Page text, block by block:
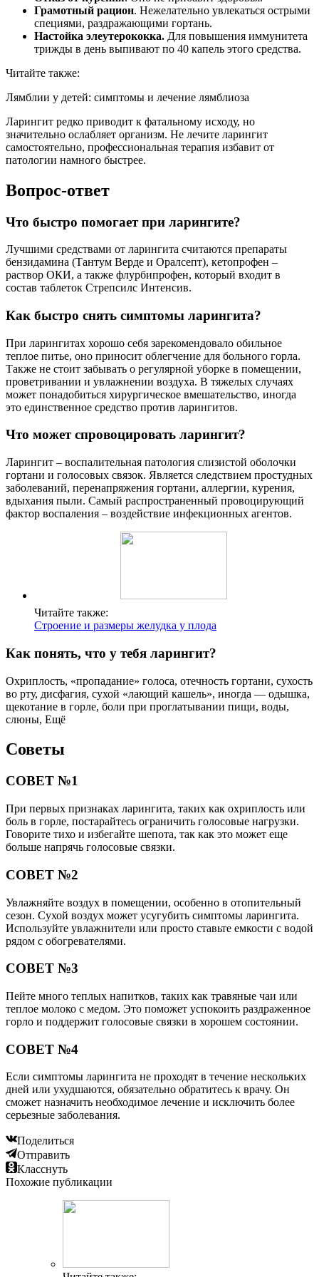
Грамотный рацион. Нежелательно увлекаться острыми
специями, раздражающими гортань.
Настойка элеутерококка. Для повышения иммунитета
трижды в день выпивают по 40 капель этого средства.
Читайте также:
Лямблии у детей: симптомы и лечение лямблиоза
Ларингит редко приводит к фатальному исходу, но
значительно ослабляет организм. Не лечите ларингит
самостоятельно, профессиональная терапия избавит от
патологии намного быстрее.
Вопрос-ответ
Что быстро помогает при ларингите?
Лучшими средствами от ларингита считаются препараты
бензидамина (Тантум Верде и Оралсепт), кетопрофен –
раствор ОКИ, а также флурбипрофен, который входит в
состав таблеток Стрепсилс Интенсив.
Как быстро снять симптомы ларингита?
При ларингитах хорошо себя зарекомендовало обильное
теплое питье, оно приносит облегчение для больного горла.
Также не стоит забывать о регулярной уборке в помещении,
проветривании и увлажнении воздуха. В тяжелых случаях
может понадобиться хирургическое вмешательство, иногда
это единственное средство против ларингитов.
Что может спровоцировать ларингит?
Ларингит – воспалительная патология слизистой оболочки
гортани и голосовых связок. Является следствием простудных
заболеваний, перенапряжения гортани, аллергии, курения,
вдыхания пыли. Самый распространенный провоцирующий
фактор воспаления – воздействие инфекционных агентов.
Читайте также:
Строение и размеры желудка у плода
Как понять, что у тебя ларингит?
Охриплость, «пропадание» голоса, отечность гортани, сухость
во рту, дисфагия, сухой «лающий кашель», иногда — одышка,
щекотание в горле, боли при проглатывании пищи, воды,
слюны, Ещё
Советы
СОВЕТ №1
При первых признаках ларингита, таких как охриплость или
боль в горле, постарайтесь ограничить голосовые нагрузки.
Говорите тихо и избегайте шепота, так как это может еще
больше напрячь голосовые связки.
СОВЕТ №2
Увлажняйте воздух в помещении, особенно в отопительный
сезон. Сухой воздух может усугубить симптомы ларингита.
Используйте увлажнители или просто ставьте емкости с водой
рядом с обогревателями.
СОВЕТ №3
Пейте много теплых напитков, таких как травяные чаи или
теплое молоко с медом. Это поможет успокоить раздраженное
горло и поддержит голосовые связки в хорошем состоянии.
СОВЕТ №4
Если симптомы ларингита не проходят в течение нескольких
дней или ухудшаются, обязательно обратитесь к врачу. Он
сможет назначить необходимое лечение и исключить более
серьезные заболевания.
Поделиться
Отправить
Класснуть
Похожие публикации